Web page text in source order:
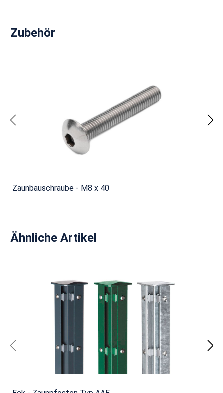
Produktgalerie überspringen
Zubehör
Zaunbauschraube - M8 x 40
Produktgalerie überspringen
Ähnliche Artikel